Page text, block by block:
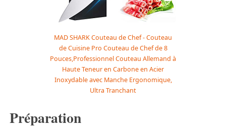
MAD SHARK Couteau de Chef - Couteau
de Cuisine Pro Couteau de Chef de 8
Pouces,Professionnel Couteau Allemand à
Haute Teneur en Carbone en Acier
Inoxydable avec Manche Ergonomique,
Ultra Tranchant
Préparation